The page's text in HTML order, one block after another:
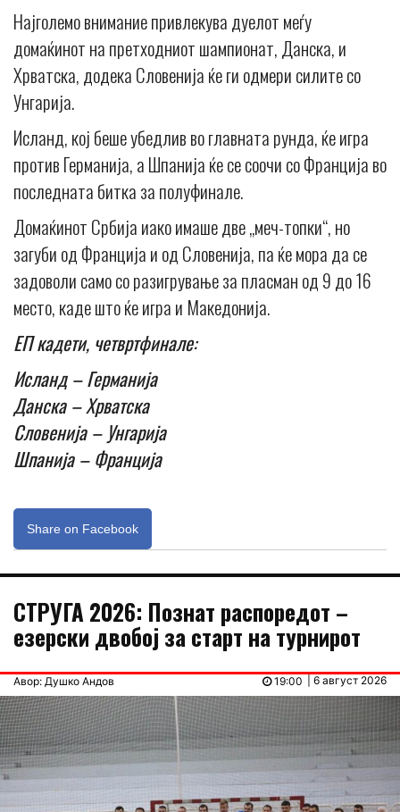
Најголемо внимание привлекува дуелот меѓу
домаќинот на претходниот шампионат, Данска, и
Хрватска, додека Словенија ќе ги одмери силите со
Унгарија.
Исланд, кој беше убедлив во главната рунда, ќе игра
против Германија, а Шпанија ќе се соочи со Франција во
последната битка за полуфинале.
Домаќинот Србија иако имаше две „меч-топки“, но
загуби од Франција и од Словенија, па ќе мора да се
задоволи само со разигрување за пласман од 9 до 16
место, каде што ќе игра и Македонија.
ЕП кадети, четвртфинале:
Исланд – Германија
Данска – Хрватска
Словенија – Унгарија
Шпанија – Франција
Share on Facebook
СТРУГА 2026: Познат распоредот –
езерски двобој за старт на турнирот
Авор: Душко Андов | 6 август 2026
19:00